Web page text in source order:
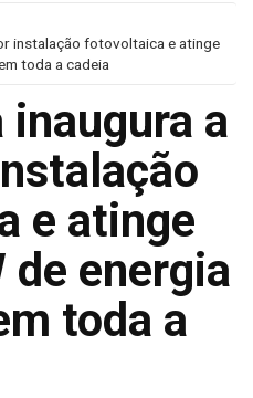
instalação fotovoltaica e atinge
toda a cadeia
inaugura a
e atinge
de energia
toda a